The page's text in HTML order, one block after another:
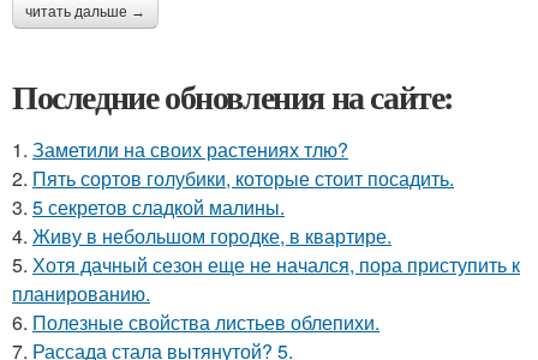
читать дальше →
Последние обновления на сайте:
1. Заметили на своих растениях тлю?
2. Пять сортов голубики, которые стоит посадить.
3. 5 секретов сладкой малины.
4. Живу в небольшом городке, в квартире.
5. Хотя дачный сезон еще не начался, пора приступить к
планированию.
6. Полезные свойства листьев облепихи.
7. Рассада стала вытянутой? 5.